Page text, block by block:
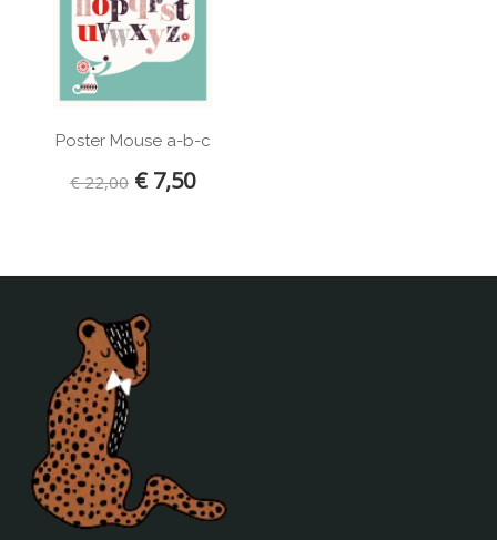
JIP
KAOS
KidWild
Kinta
Klippan
Lilipinso
Lost and Found
Lulujo
Ma-Ciel
ABZ
Meyco
Mibo
Mimis Circus
Mundo Melocoton
Poster Mouse a-b-c
€ 22,00 € 7,50